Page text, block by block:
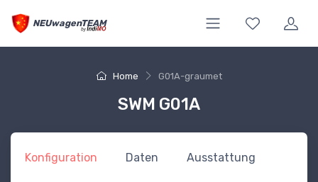
NEUwagenTEAM
Home G01A-graumet
SWM G01A
Konfiguration Daten Ausstattung